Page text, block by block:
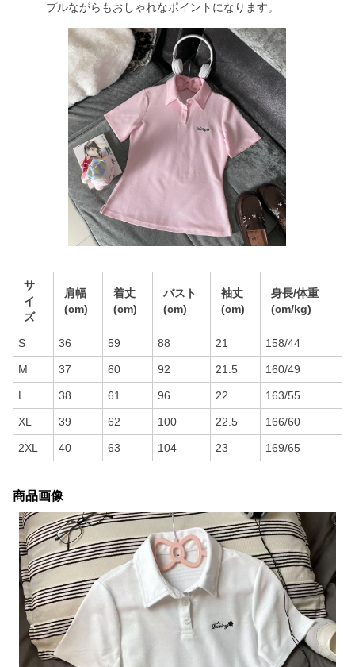
プルながらもおしゃれなポイントになります。
サ
イ
ズ
肩幅
(cm)
着丈
(cm)
バスト
(cm)
袖丈
(cm)
身長/体重
(cm/kg)
S 36 59 88 21 158/44
M 37 60 92 21.5 160/49
L 38 61 96 22 163/55
XL 39 62 100 22.5 166/60
2XL 40 63 104 23 169/65
商品画像